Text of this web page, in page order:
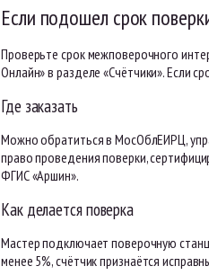
Если подошел срок
Проверьте срок межповерочного
Онлайн» в разделе «Счётчики». Если
Где заказать
Можно обратиться в МосОблЕИРЦ,
право проведения поверки,
ФГИС «Аршин».
Как делается поверка
Мастер подключает поверочную
менее 5%, счётчик признаётся